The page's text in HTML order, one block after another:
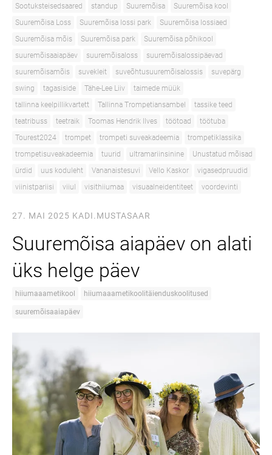
Sootuksteisedsaared
standup Suuremõisa
Suuremõisa kool
Suuremõisa Loss
Suuremõisa lossi park
Suuremõisa lossiaed
Suuremõisa mõis
Suuremõisa park
Suuremõisa põhikool
suuremõisaaiapäev
suuremõisaloss
suuremõisalossipäevad
suuremõisamõis
suvekleit suveõhtusuuremõisalossis
suvepärg
swing
tagasiside Tähe-Lee Liiv
taimede müük
tallinna keelpillikvartett
Tallinna Trompetiansambel
tassike teed
teatribuss
teetraik Toomas Hendrik Ilves töötoad
töötuba
Tourest2024
trompet trompeti suveakadeemia
trompetiklassika
trompetisuveakadeemia
tuurid ultramariinsinine
Unustatud mõisad
ürdid
uus koduleht Vananaistesuvi Vello Kaskor
vigasedpruudid
viinistpariisi
viiul visithiiumaa visuaalneidentiteet voordevinti
27. MAI 2025 KADI.MUSTASAAR
Suuremõisa aiapäev on alati
üks helge päev
hiiumaaametikool hiiumaaametikoolitäienduskoolitused
suuremõisaaiapäev